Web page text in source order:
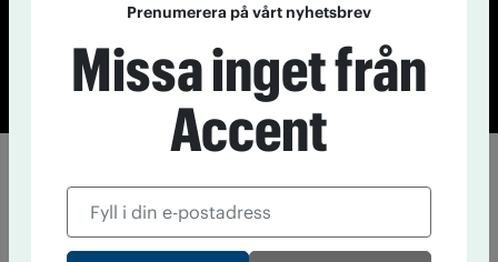
© Tidningen Accent 2026
Cookiepolicy
Personuppgiftspolicy
Prenumerera på vårt nyhetsbrev
Missa inget från
Accent